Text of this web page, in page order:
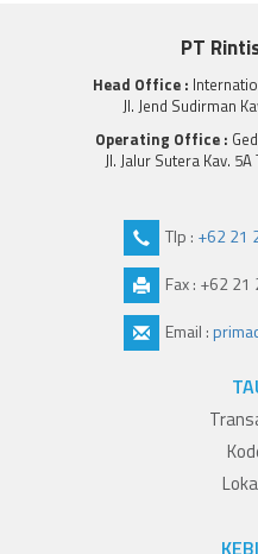
PT
Head Office :
Jl. Jend Sudirman
Operating Office :
Jl. Jalur Sutera Kav.
Tlp : +62 21
Fax : +62
Email :